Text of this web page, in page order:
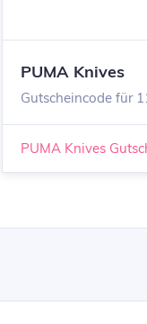
PUMA Knives
Gutscheincode für
PUMA Knives